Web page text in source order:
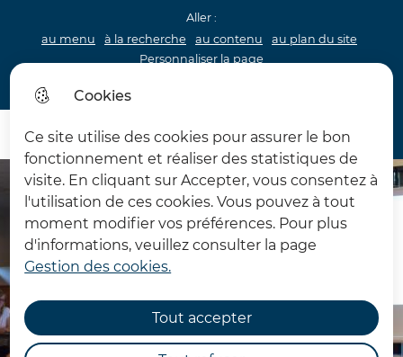
Cookies
Ce site utilise des cookies pour assurer le bon
fonctionnement et réaliser des statistiques de
visite. En cliquant sur Accepter, vous consentez à
l'utilisation de ces cookies. Vous pouvez à tout
moment modifier vos préférences. Pour plus
d'informations, veuillez consulter la page
Gestion des cookies.
Tout accepter
Aller :
au menu
à la recherche au contenu
au plan du site
Personnaliser la page
Château d'Hardelot
Menu